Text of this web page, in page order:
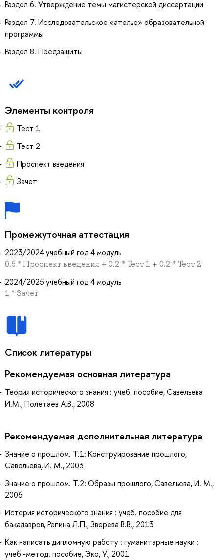
Раздел 6. Утверждение темы магистерской диссертации
Раздел 7. Исследовательское «ателье» образовательной
программы
Раздел 8. Предзащиты
Элементы контроля
Тест 1
Тест 2
Проспект введения
Зачет
Промежуточная аттестация
2023/2024 учебный год 4 модуль
0.6 * Проспект введения + 0.2 * Тест 1 + 0.2 * Тест 2
2024/2025 учебный год 4 модуль
1 * Зачет
Список литературы
Рекомендуемая основная литература
Теория исторического знания : учеб. пособие, Савельева
И.М., Полетаев А.В., 2008
Рекомендуемая дополнительная литература
Знание о прошлом. Т.1: Конструирование прошлого,
Савельева, И. М., 2003
Знание о прошлом. Т.2: Образы прошлого, Савельева, И. М.,
2006
История исторического знания : учеб. пособие для
бакалавров, Репина Л.П., Зверева В.В., 2013
Как написать дипломную работу : гуманитарные науки :
учеб.-метод. пособие, Эко, У., 2001